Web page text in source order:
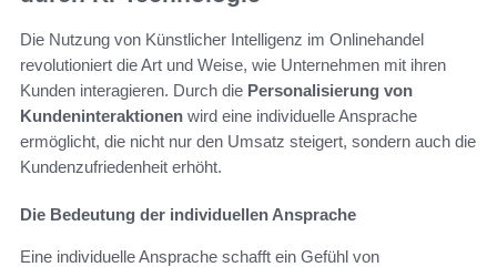
Die Nutzung von Künstlicher Intelligenz im Onlinehandel
revolutioniert die Art und Weise, wie Unternehmen mit ihren
Kunden interagieren. Durch die Personalisierung von
Kundeninteraktionen wird eine individuelle Ansprache
ermöglicht, die nicht nur den Umsatz steigert, sondern auch die
Kundenzufriedenheit erhöht.
Die Bedeutung der individuellen Ansprache
Eine individuelle Ansprache schafft ein Gefühl von